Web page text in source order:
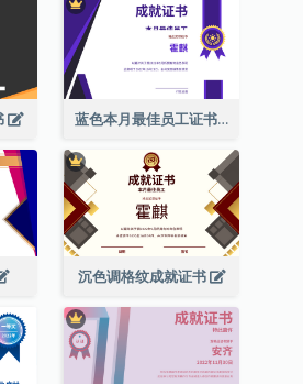
蓝色本月最佳员工证书(附标志)
沉色调格纹成就证书